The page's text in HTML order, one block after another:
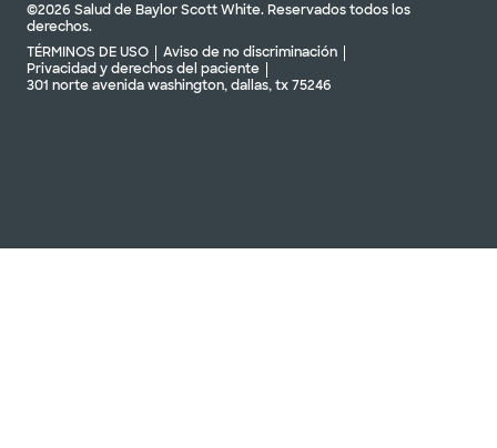
©2026 Salud de Baylor Scott White. Reservados todos los
derechos.
TÉRMINOS DE USO
Aviso de no discriminación
Privacidad y derechos del paciente
301 norte avenida washington, dallas, tx 75246